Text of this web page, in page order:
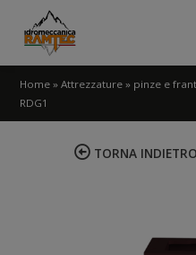
Home » Attrezzature » pinze e
RDG1
TORNA INDIETRO